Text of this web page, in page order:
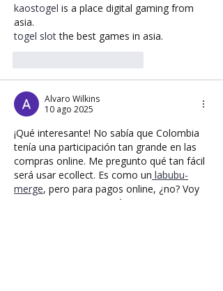
kaostogel is a place digital gaming from
asia.
togel slot the best games in asia.
Alvaro Wilkins
10 ago 2025
¡Qué interesante! No sabía que Colombia
tenía una participación tan grande en las
compras online. Me pregunto qué tan fácil
será usar ecollect. Es como un labubu-
merge, pero para pagos online, ¿no? Voy
a investigar un poco más.